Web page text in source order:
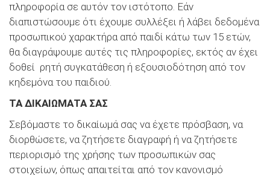
πληροφορία σε αυτόν τον ιστότοπο. Εάν
διαπιστώσουμε ότι έχουμε συλλέξει ή λάβει δεδομένα
προσωπικού χαρακτήρα από παιδί κάτω των 15 ετών,
θα διαγράψουμε αυτές τις πληροφορίες, εκτός αν έχει
δοθεί ρητή συγκατάθεση ή εξουσιοδότηση από τον
κηδεμόνα του παιδιού.
ΤΑ ΔΙΚΑΙΩΜΑΤΑ ΣΑΣ
Σεβόμαστε το δικαίωμά σας να έχετε πρόσβαση, να
διορθώσετε, να ζητήσετε διαγραφή ή να ζητήσετε
περιορισμό της χρήσης των προσωπικών σας
στοιχείων, όπως απαιτείται από τον κανονισμό